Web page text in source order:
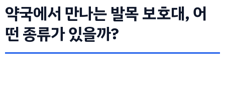
약국에서 만나는 발목 보호대, 어
떤 종류가 있을까?